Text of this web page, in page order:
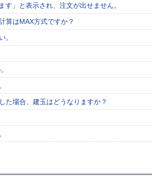
す」と表示され、注文が出せません。
算はMAX方式ですか？
。
た場合、建玉はどうなりますか？